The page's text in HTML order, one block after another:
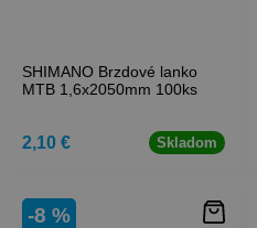
SHIMANO Brzdové lanko
MTB 1,6x2050mm 100ks
2,10 € Skladom
-8 %